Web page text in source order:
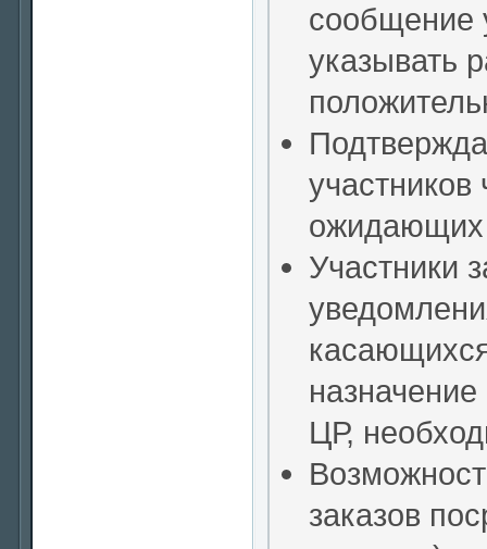
сообщение
указывать
участников
ожидающих
Участники
ЦР,
заказов